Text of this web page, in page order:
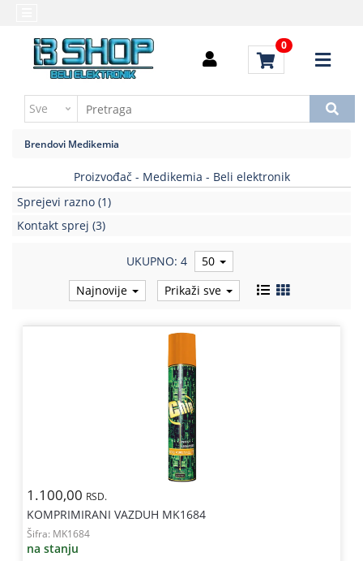
0
Baterija,punjač
Elektromehaničke
komponente
Poslovna
oprema,računari
Strujni
Brendovi
Uputstvo
kupovinu
slanja
Brendovi Medikemia
Proizvođač - Medikemia - Beli elektronik
Sprejevi razno (1)
Kontakt sprej (3)
UKUPNO: 4
50
Najnovije
Prikaži sve
1.100,00 RSD.
KOMPRIMIRANI VAZDUH MK1684
Šifra: MK1684
na stanju